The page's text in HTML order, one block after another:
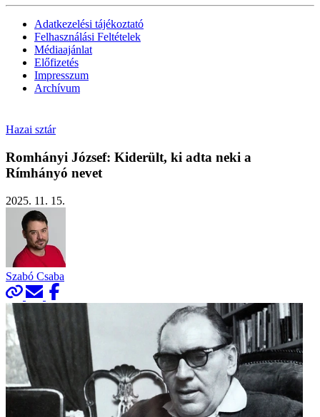
Adatkezelési tájékoztató
Felhasználási Feltételek
Médiaajánlat
Előfizetés
Impresszum
Archívum
Hazai sztár
Romhányi József: Kiderült, ki adta neki a
Rímhányó nevet
2025. 11. 15.
Szabó Csaba